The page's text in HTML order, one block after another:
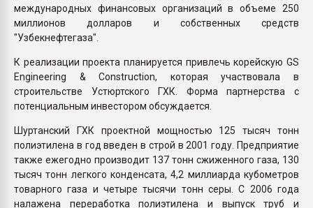
международных финансовых организаций в объеме 250
миллионов долларов и собственных средств
"Узбекнефтегаза".
К реализации проекта планируется привлечь корейскую GS
Engineering & Construction, которая участвовала в
строительстве Устюртского ГХК. Форма партнерства с
потенциальным инвестором обсуждается.
Шуртанский ГХК проектной мощностью 125 тысяч тонн
полиэтилена в год введен в строй в 2001 году. Предприятие
также ежегодно производит 137 тонн сжиженного газа, 130
тысяч тонн легкого конденсата, 4,2 миллиарда кубометров
товарного газа и четыре тысячи тонн серы. С 2006 года
налажена переработка полиэтилена и выпуск труб и